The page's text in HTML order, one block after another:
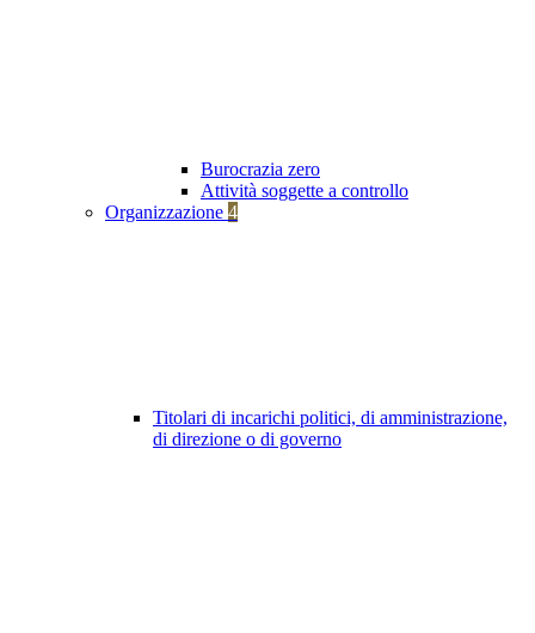
Burocrazia zero
Attività soggette a controllo
Organizzazione 4
Titolari di incarichi politici, di amministrazione,
di direzione o di governo